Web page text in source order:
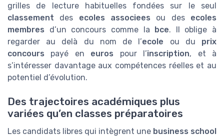
grilles de lecture habituelles fondées sur le seul
classement des ecoles associees ou des ecoles
membres d’un concours comme la bce. Il oblige à
regarder au delà du nom de l’ecole ou du prix
concours payé en euros pour l’inscription, et à
s’intéresser davantage aux compétences réelles et au
potentiel d’évolution.
Des trajectoires académiques plus
variées qu’en classes préparatoires
Les candidats libres qui intègrent une business school